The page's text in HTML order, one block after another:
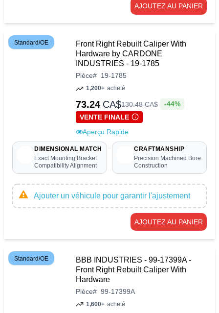
AJOUTEZ AU PANIER
Standard/OE
Front Right Rebuilt Caliper With
Hardware by CARDONE
INDUSTRIES - 19-1785
Pièce# 19-1785
1,200+ acheté
73.24 CA$130.48CA$
-44%
VENTE FINALE
Aperçu Rapide
DIMENSIONAL MATCH
Exact Mounting Bracket
Compatibility Alignment
CRAFTMANSHIP
Precision Machined Bore
Construction
Ajouter un véhicule pour garantir l'ajustement
AJOUTEZ AU PANIER
Standard/OE
BBB INDUSTRIES - 99-17399A -
Front Right Rebuilt Caliper With
Hardware
Pièce# 99-17399A
1,600+ acheté